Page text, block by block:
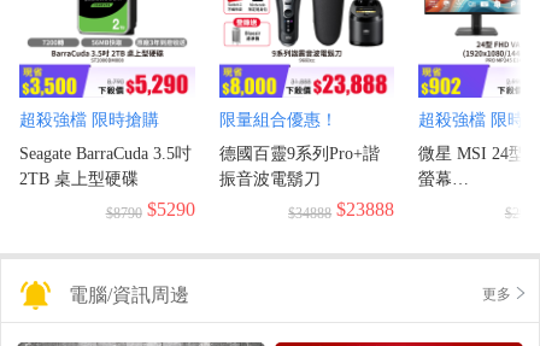
超殺強檔 限時搶購
Seagate BarraCuda 3.5吋
2TB 桌上型硬碟
$8790 $5290
限量組合優惠！
德國百靈9系列Pro+諧
振音波電鬍刀
$34888 $23888
超殺強檔 限時
微星 MSI 24型
螢幕
(1920x1080/$2990
電腦/資訊周邊 更多